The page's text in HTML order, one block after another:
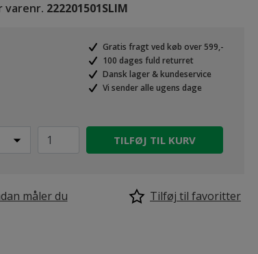
varenr. 222201501SLIM
Gratis fragt ved køb over 599,-
100 dages fuld returret
Dansk lager & kundeservice
Vi sender alle ugens dage
TILFØJ TIL KURV
måler du Tilføj til favoritter